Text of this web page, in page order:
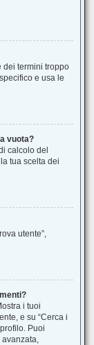
dei termini troppo
e usa le
vuota?
calcolo del
tua scelta dei
utente”,
i tuoi
e su “Cerca i
Puoi